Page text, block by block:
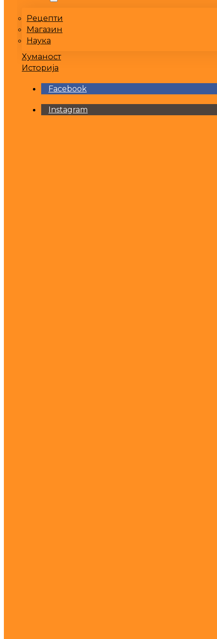
Рецепти
Магазин
Наука
Хуманост
Историја
Facebook
Instagram